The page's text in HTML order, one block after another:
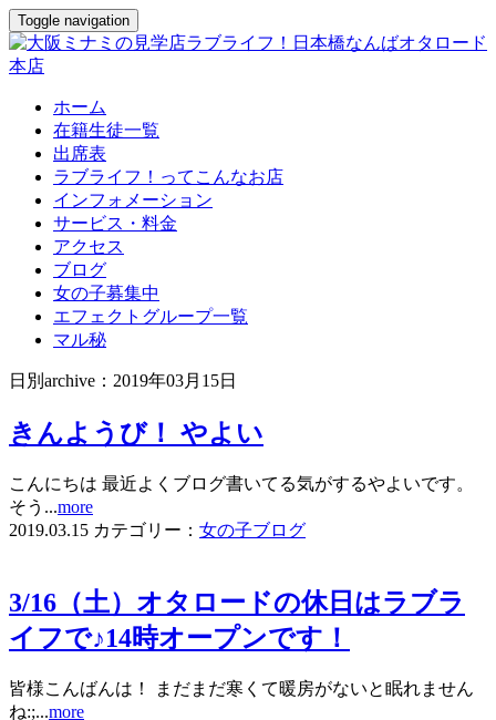
Toggle navigation
ホーム
在籍生徒一覧
出席表
ラブライフ！ってこんなお店
インフォメーション
サービス・料金
アクセス
ブログ
女の子募集中
エフェクトグループ一覧
マル秘
日別archive：2019年03月15日
きんようび！ やよい
こんにちは 最近よくブログ書いてる気がするやよいです。
そう...more
2019.03.15 カテゴリー： 女の子ブログ
3/16（土）オタロードの休日はラブラ
イフで♪14時オープンです！
皆様こんばんは！ まだまだ寒くて暖房がないと眠れません
ね:;...more